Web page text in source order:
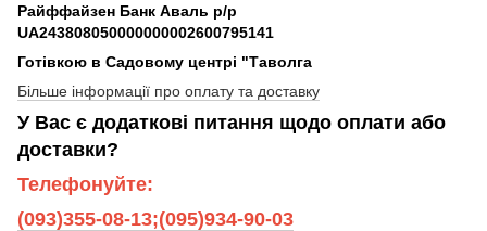
Райффайзен Банк Аваль р/р
UA243808050000000002600795141
Готівкою в Садовому центрі "Таволга
Більше інформації про оплату та доставку
У Вас є додаткові питання щодо оплати або
доставки?
Телефонуйте:
(093)355-08-13;(095)934-90-03